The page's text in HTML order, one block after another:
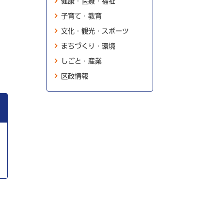
子育て・教育
文化・観光・スポーツ
まちづくり・環境
しごと・産業
区政情報